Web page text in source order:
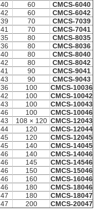
CMCS-6040
60
40
CMCS-6042
60
42
CMCS-7039
70
39
CMCS-7041
70
41
CMCS-8035
80
35
CMCS-8036
80
36
CMCS-8040
80
40
CMCS-8042
80
42
CMCS-9041
90
41
CMCS-9043
90
43
CMCS-10036
100
36
CMCS-10042
100
42
CMCS-10043
100
43
CMCS-10046
100
46
CMCS-12043
120 × 108
43
CMCS-12044
120
44
CMCS-12045
120
45
CMCS-14045
140
45
CMCS-14046
140
46
CMCS-14546
145
46
CMCS-15046
150
46
CMCS-16046
160
46
CMCS-18046
180
46
CMCS-18047
180
47
CMCS-20047
200
47